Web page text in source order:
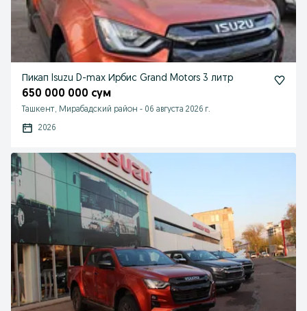
Пикап Isuzu D-max Ирбис Grand Motors 3 литр
650 000 000 сум
Ташкент, Мирабадский район - 06 августа 2026 г.
2026